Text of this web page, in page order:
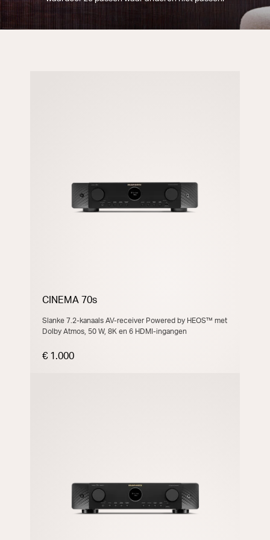
CINEMA 70s
Slanke 7.2-kanaals AV-receiver Powered by HEOS™ met
Dolby Atmos, 50 W, 8K en 6 HDMI-ingangen
€ 1.000